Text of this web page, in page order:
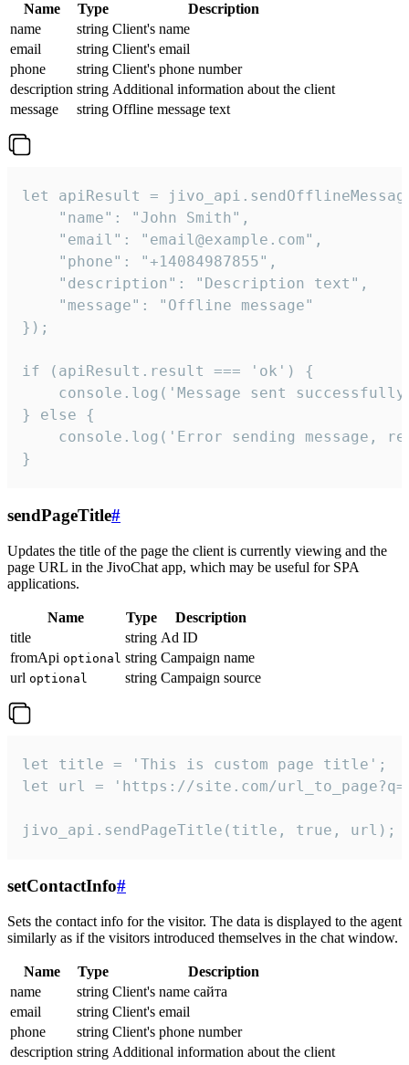
Name Type
Description
name
string Client's name
email
string Client's email
phone
string Client's phone number
description string Additional information about the client
message
string Offline message text
let apiResult =
    "name": "John Smith",
    "email": "email@example.com",
    "phone": "+14084987855",
    "description": "Description text",
    "message": "Offline message"
});
if (apiResult.result === 'ok') {
console.log('Message sent
} else {
console.log('Error sending message,
}
sendPageTitle#
Updates the title of the page the client is currently viewing and the
page URL in the JivoChat app, which may be useful for SPA
applications.
Name Type
Description
title
string Ad ID
fromApi optional string Campaign name
url optional string Campaign source
let title = 'This is custom page title';
let url = 'https://site.com/
jivo_api.sendPageTitle(title, true, url);
setContactInfo#
Sets the contact info for the visitor. The data is displayed to the agent
similarly as if the visitors introduced themselves in the chat window.
Name Type
Description
name
string Client's name сайта
email
string Client's email
phone
string Client's phone number
description string Additional information about the client